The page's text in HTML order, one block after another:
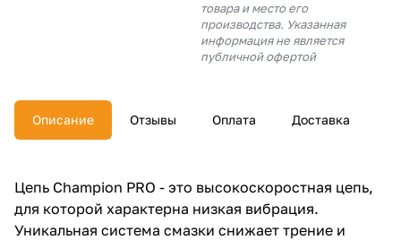
товара и место его
производства. Указанная
информация не является
публичной офертой
Описание Отзывы Оплата Доставка
Цепь Champion PRO - это высокоскоростная цепь,
для которой характерна низкая вибрация.
Уникальная система смазки снижает трение и